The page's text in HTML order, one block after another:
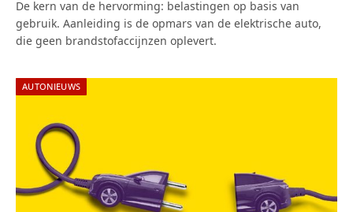
De kern van de hervorming: belastingen op basis van
gebruik. Aanleiding is de opmars van de elektrische auto,
die geen brandstofaccijnzen oplevert.
AUTONIEUWS